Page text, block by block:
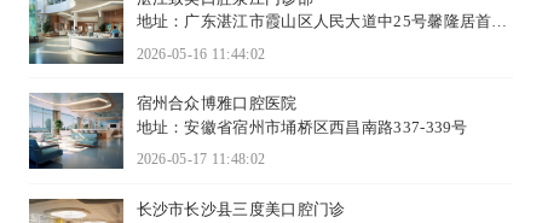
地址：广东湛江市霞山区人民大道中25号馨隆居首层
2026-05-16 11:44:02
宿州合众博雅口腔医院
地址：安徽省宿州市埇桥区西昌南路337-339号
2026-05-17 11:48:02
长沙市长沙县三度美口腔门诊